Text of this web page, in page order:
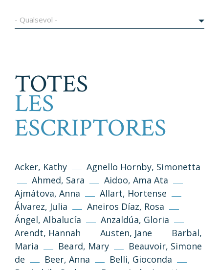
- Qualsevol -
TOTES
LES
ESCRIPTORES
Acker, Kathy
Agnello Hornby, Simonetta
Ahmed, Sara
Aidoo, Ama Ata
Ajmátova, Anna
Allart, Hortense
Álvarez, Julia
Aneiros Díaz, Rosa
Ángel, Albalucía
Anzaldúa, Gloria
Arendt, Hannah
Austen, Jane
Barbal,
Maria
Beard, Mary
Beauvoir, Simone
de
Beer, Anna
Belli, Gioconda